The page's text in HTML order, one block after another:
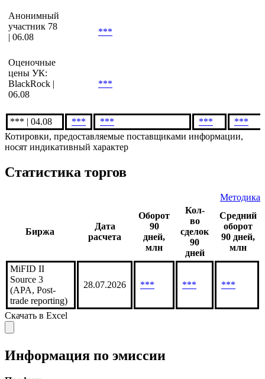
Анонимный
участник 78
| 06.08
***
Оценочные
цены УК:
BlackRock |
06.08
***
*** | 04.08 *** *** ***
***
Котировки, предоставляемые поставщиками информации,
носят индикативный характер
Статистика торгов
Методика
Биржа
Дата
расчета
Оборот
90
дней,
млн
Кол-
во
сделок
90
дней
Средний
оборот
90 дней,
млн
MiFID II
Source 3
(APA, Post-
trade reporting)
28.07.2026 *** *** ***
Скачать в Excel
Информация по эмиссии